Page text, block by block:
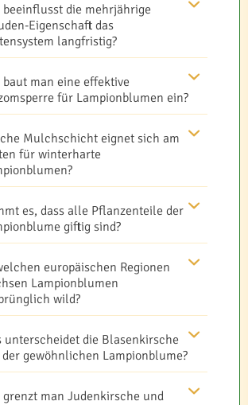
beeinflusst die mehrjährige
Eigenschaft das
langfristig?
baut man eine effektive
für Lampionblumen ein?
Mulchschicht eignet sich am
für winterharte
es, dass alle Pflanzenteile der
giftig sind?
europäischen Regionen
Lampionblumen
wild?
unterscheidet die Blasenkirsche
der gewöhnlichen Lampionblume?
grenzt man Judenkirsche und